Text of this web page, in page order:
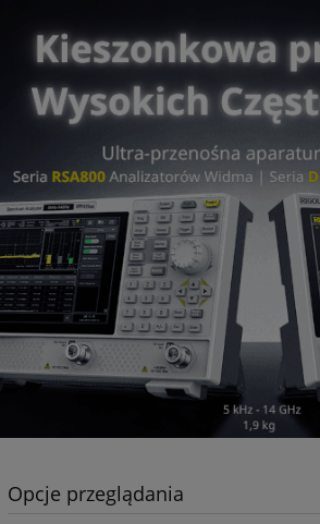
Opcje przeglądania